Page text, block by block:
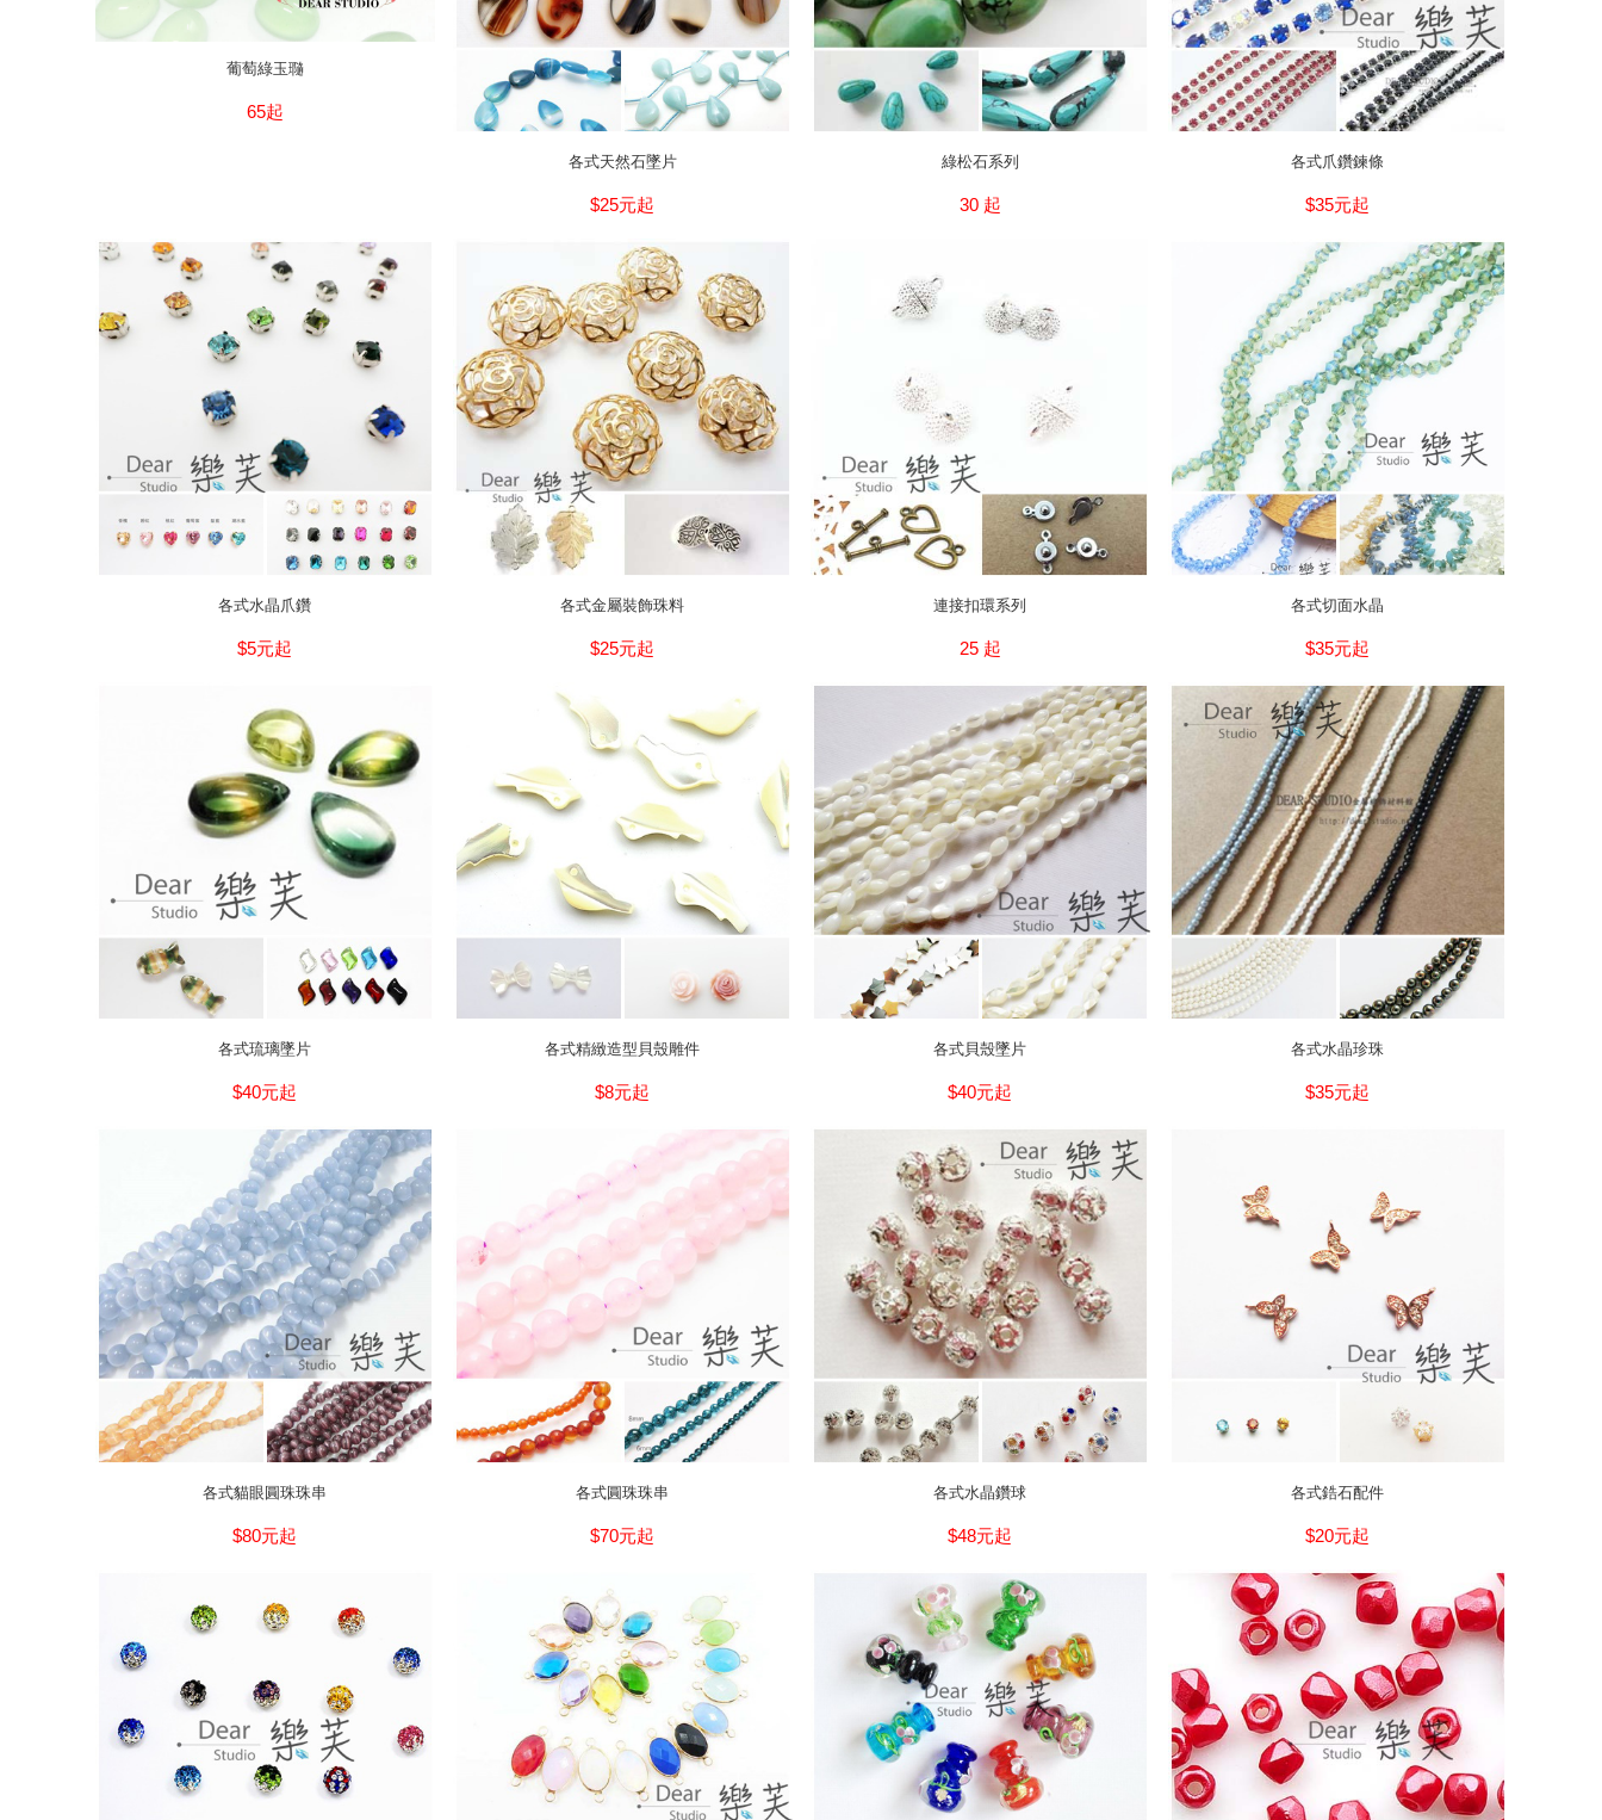
葡萄綠玉瓍
65起
各式天然石墜片
$25元起
綠松石系列
30 起
各式爪鑽鍊條
$35元起
各式水晶爪鑽
$5元起
各式金屬裝飾珠料
$25元起
連接扣環系列
25 起
各式切面水晶
$35元起
各式琉璃墜片
$40元起
各式精緻造型貝殼雕件
$8元起
各式貝殼墜片
$40元起
各式水晶珍珠
$35元起
各式貓眼圓珠珠串
$80元起
各式圓珠珠串
$70元起
各式水晶鑽球
$48元起
各式鋯石配件
$20元起